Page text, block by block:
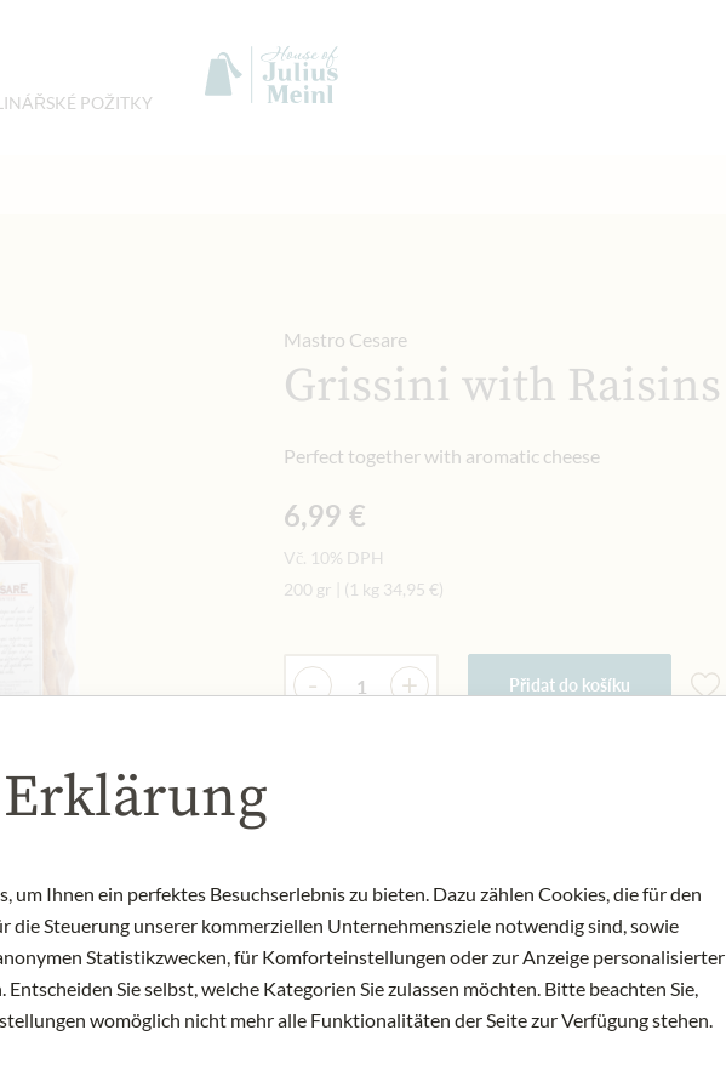
POŽITKY
Mastro Cesare
Grissini with Raisins
Perfect together with aromatic cheese
6,99 €
Vč. 10% DPH
200 gr
(1 kg 34,95 €)
Množství
- + Přidat do košíku
um Ihnen ein perfektes Besuchserlebnis zu bieten. Dazu zählen Cookies, die für den
die Steuerung unserer kommerziellen Unternehmensziele notwendig sind, sowie
Statistikzwecken, für Komforteinstellungen oder zur Anzeige personalisierter
Sie selbst, welche Kategorien Sie zulassen möchten. Bitte beachten Sie,
womöglich nicht mehr alle Funktionalitäten der Seite zur Verfügung stehen.